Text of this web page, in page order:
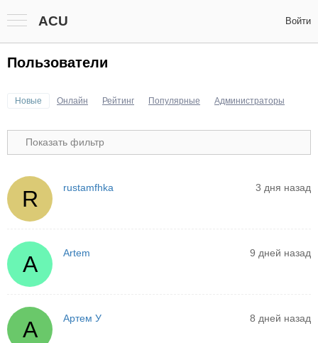
ACU Войти
Пользователи
Новые Онлайн Рейтинг Популярные Администраторы
Показать фильтр
R rustamfhka 3 дня назад
A Artem 9 дней назад
А Артем У 8 дней назад